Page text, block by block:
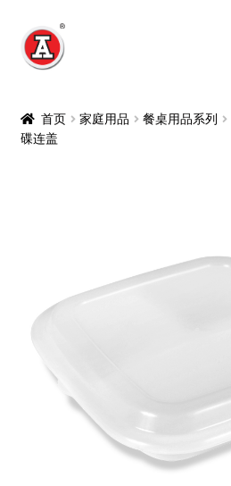
跳
到
跳
到
关于我们
其他品牌
零售商及分销商
首页 家庭用品 餐桌用品系列
碟连盖